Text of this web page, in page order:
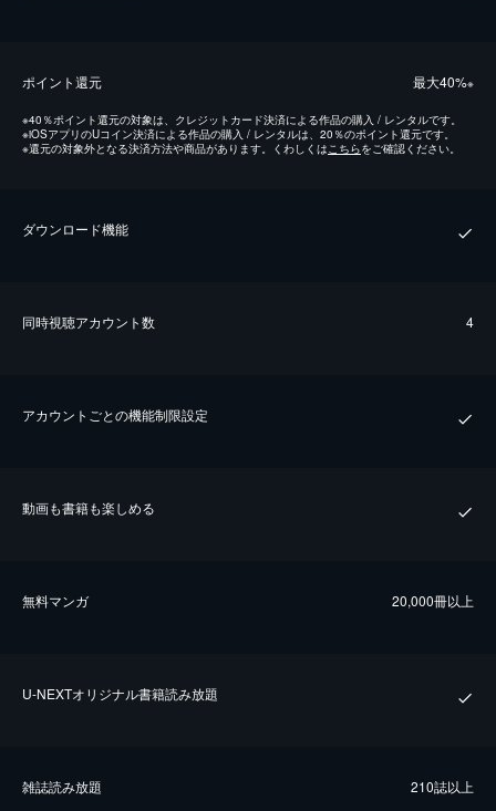
ポイント還元 最⼤40%※
※40％ポイント還元の対象は、クレジットカード決済による作品の購入 / レンタルです。
※iOSアプリのUコイン決済による作品の購入 / レンタルは、20％のポイント還元です。
※還元の対象外となる決済方法や商品があります。くわしくはこちらをご確認ください。
ダウンロード機能
同時視聴アカウント数 4
アカウントごとの機能制限設定
動画も書籍も楽しめる
無料マンガ 20,000冊以上
U-NEXTオリジナル書籍読み放題
雑誌読み放題 210誌以上